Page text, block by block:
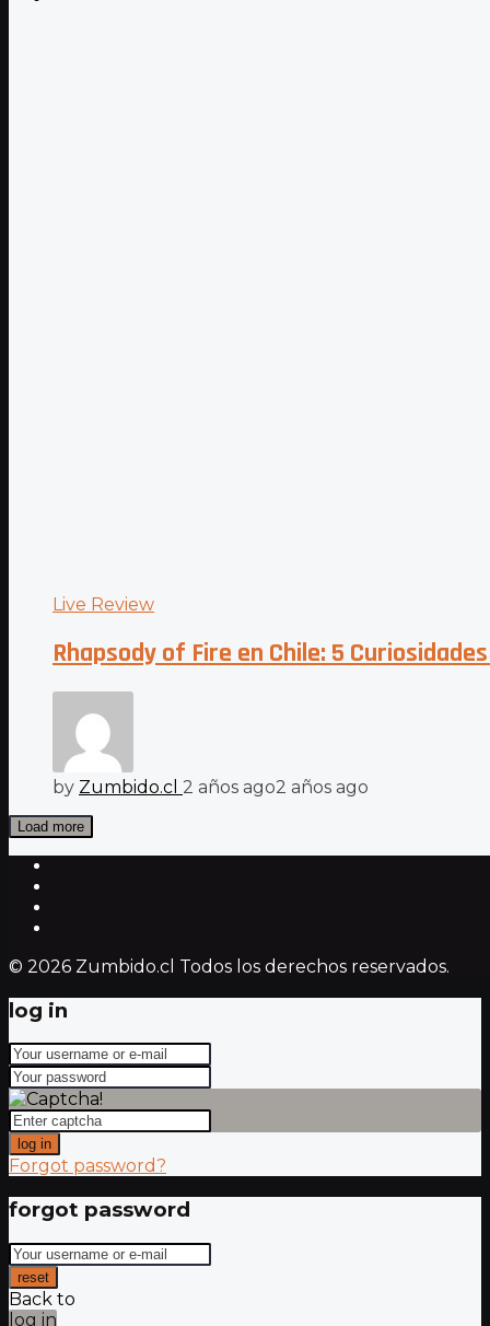
Live Review
Rhapsody of Fire en Chile: 5
by Zumbido.cl 2 años ago2 años ago
Load more
© 2026 Zumbido.cl Todos los derechos reservados.
log in
log in
Forgot password?
forgot password
reset
Back to
log in